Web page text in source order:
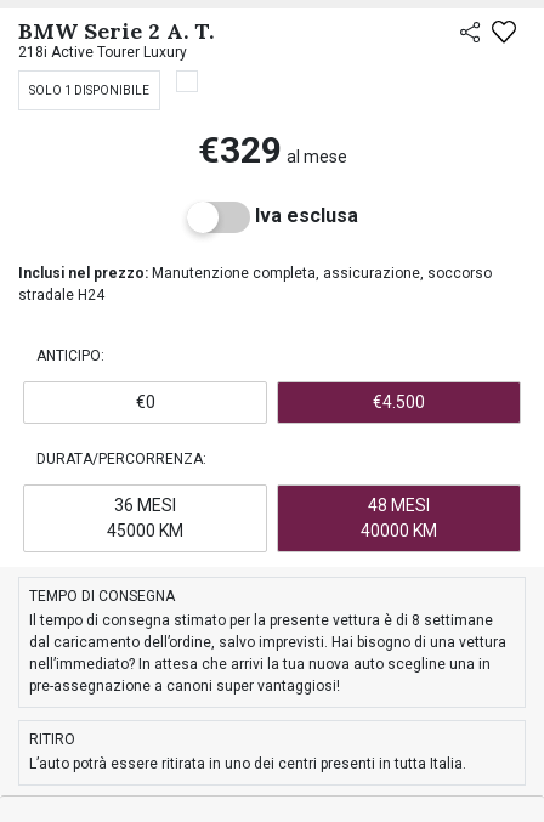
BMW Serie 2 A. T.
218i Active Tourer Luxury
SOLO 1 DISPONIBILE
€329 al mese
Iva esclusa
Inclusi nel prezzo: Manutenzione completa, assicurazione, soccorso
stradale H24
ANTICIPO:
€0 €4.500
DURATA/PERCORRENZA:
36 MESI
45000 KM
48 MESI
40000 KM
TEMPO DI CONSEGNA
Il tempo di consegna stimato per la presente vettura è di 8 settimane
dal caricamento dell’ordine, salvo imprevisti. Hai bisogno di una vettura
nell’immediato? In attesa che arrivi la tua nuova auto scegline una in
pre-assegnazione a canoni super vantaggiosi!
RITIRO
L’auto potrà essere ritirata in uno dei centri presenti in tutta Italia.